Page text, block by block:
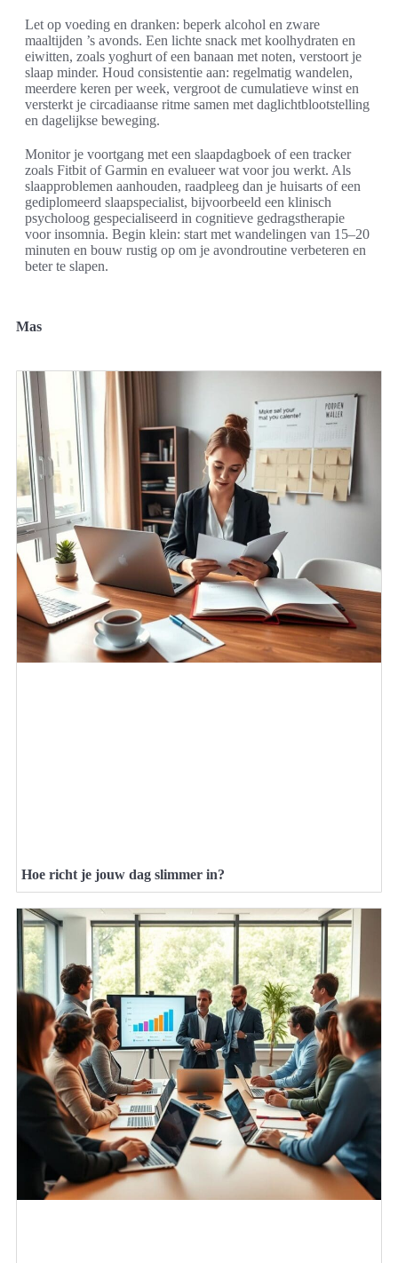
Let op voeding en dranken: beperk alcohol en zware
maaltijden ’s avonds. Een lichte snack met koolhydraten en
eiwitten, zoals yoghurt of een banaan met noten, verstoort je
slaap minder. Houd consistentie aan: regelmatig wandelen,
meerdere keren per week, vergroot de cumulatieve winst en
versterkt je circadiaanse ritme samen met daglichtblootstelling
en dagelijkse beweging.
Monitor je voortgang met een slaapdagboek of een tracker
zoals Fitbit of Garmin en evalueer wat voor jou werkt. Als
slaapproblemen aanhouden, raadpleeg dan je huisarts of een
gediplomeerd slaapspecialist, bijvoorbeeld een klinisch
psycholoog gespecialiseerd in cognitieve gedragstherapie
voor insomnia. Begin klein: start met wandelingen van 15–20
minuten en bouw rustig op om je avondroutine verbeteren en
beter te slapen.
Mas
Hoe richt je jouw dag slimmer in?